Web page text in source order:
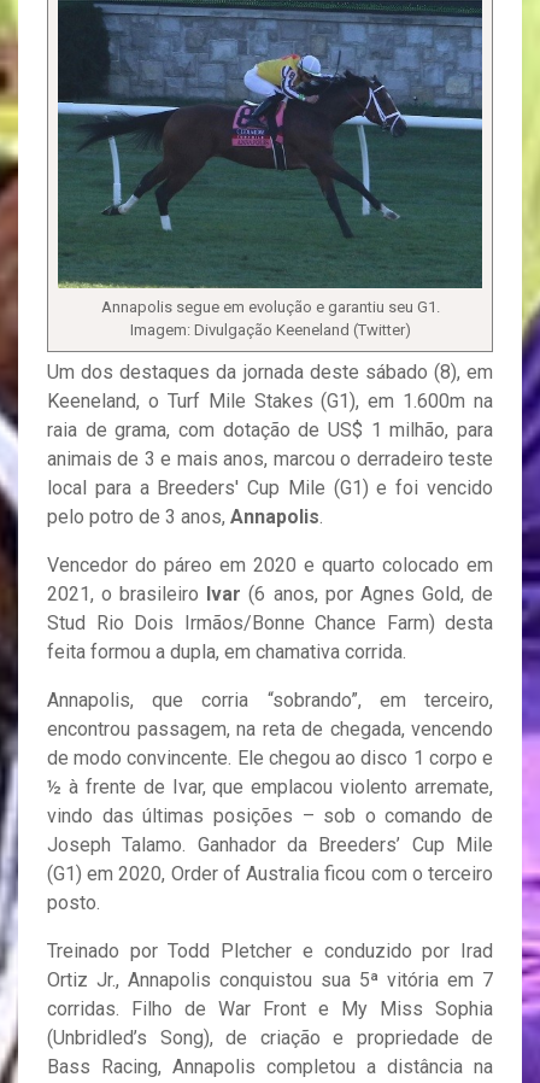
Annapolis segue em evolução e garantiu seu G1.
Imagem: Divulgação Keeneland (Twitter)
Um dos destaques da jornada deste sábado (8), em
Keeneland, o Turf Mile Stakes (G1), em 1.600m na
raia de grama, com dotação de US$ 1 milhão, para
animais de 3 e mais anos, marcou o derradeiro teste
local para a Breeders' Cup Mile (G1) e foi vencido
pelo potro de 3 anos, Annapolis.
Vencedor do páreo em 2020 e quarto colocado em
2021, o brasileiro Ivar (6 anos, por Agnes Gold, de
Stud Rio Dois Irmãos/Bonne Chance Farm) desta
feita formou a dupla, em chamativa corrida.
Annapolis, que corria “sobrando”, em terceiro,
encontrou passagem, na reta de chegada, vencendo
de modo convincente. Ele chegou ao disco 1 corpo e
½ à frente de Ivar, que emplacou violento arremate,
vindo das últimas posições – sob o comando de
Joseph Talamo. Ganhador da Breeders’ Cup Mile
(G1) em 2020, Order of Australia ficou com o terceiro
posto.
Treinado por Todd Pletcher e conduzido por Irad
Ortiz Jr., Annapolis conquistou sua 5ª vitória em 7
corridas. Filho de War Front e My Miss Sophia
(Unbridled’s Song), de criação e propriedade de
Bass Racing, Annapolis completou a distância na